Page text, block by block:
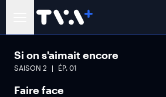
Si on s'aimait encore
SAISON 2 ÉP. 01
Faire face